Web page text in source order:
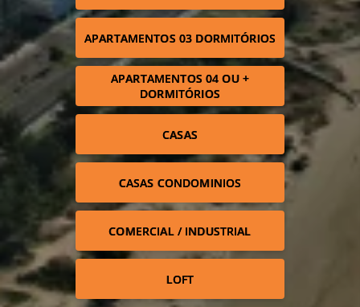
APARTAMENTOS 03 DORMITÓRIOS
APARTAMENTOS 04 OU +
DORMITÓRIOS
CASAS
CASAS CONDOMINIOS
COMERCIAL / INDUSTRIAL
LOFT